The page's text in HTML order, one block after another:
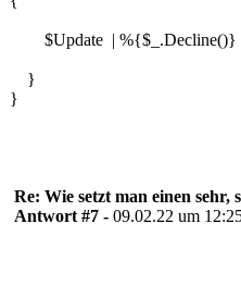
$Update | %{$_.Decline()}
}
}
Re: Wie setzt man einen sehr,
Antwort #7 - 09.02.22 um